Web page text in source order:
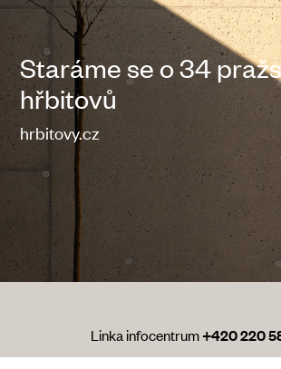
Staráme se o 34
hřbitovů
hrbitovy.cz
Linka infocentrum+420 220